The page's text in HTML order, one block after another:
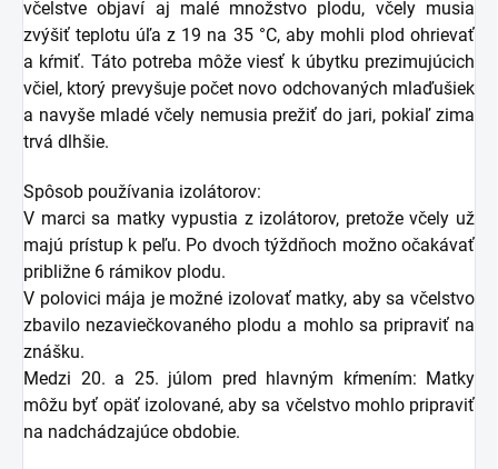
včelstve objaví aj malé množstvo plodu, včely musia
zvýšiť teplotu úľa z 19 na 35 °C, aby mohli plod ohrievať
a kŕmiť. Táto potreba môže viesť k úbytku prezimujúcich
včiel, ktorý prevyšuje počet novo odchovaných mlaďušiek
a navyše mladé včely nemusia prežiť do jari, pokiaľ zima
trvá dlhšie.
Spôsob používania izolátorov:
V marci sa matky vypustia z izolátorov, pretože včely už
majú prístup k peľu. Po dvoch týždňoch možno očakávať
približne 6 rámikov plodu.
V polovici mája je možné izolovať matky, aby sa včelstvo
zbavilo nezaviečkovaného plodu a mohlo sa pripraviť na
znášku.
Medzi 20. a 25. júlom pred hlavným kŕmením: Matky
môžu byť opäť izolované, aby sa včelstvo mohlo pripraviť
na nadchádzajúce obdobie.